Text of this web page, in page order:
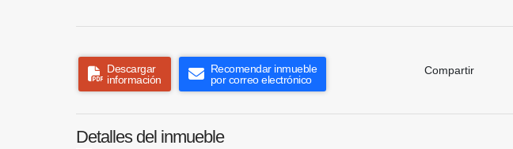
Descargar
información
Recomendar inmueble
por correo electrónico
Compartir
Detalles del inmueble